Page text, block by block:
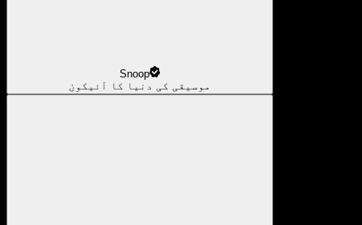
Snoop
موسیقی کی دنیا کا آئیکون